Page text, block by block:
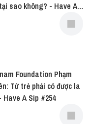
sao không? - Have A
Foundation Phạm
Từ trẻ phải có được la
A Sip #254